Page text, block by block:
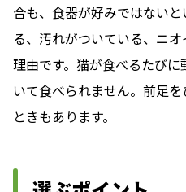
合も、食器が好みではない
る、汚れがついている、ニ
理由です。猫が食べるたび
いて食べられません。前足
ときもあります。